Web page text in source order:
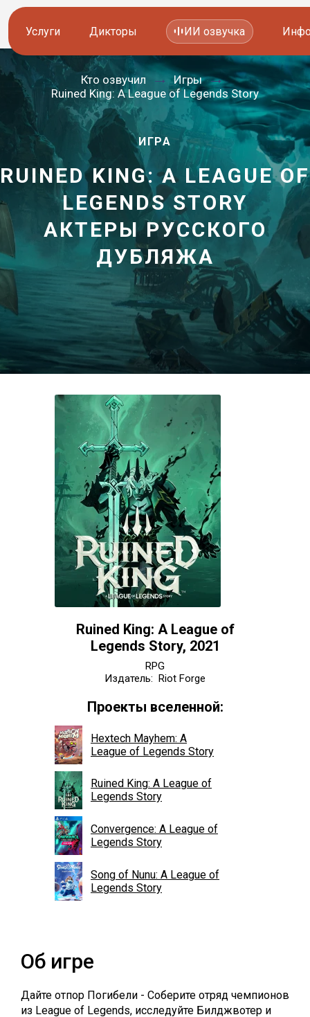
Услуги
Озвучка видео
Работа с аудио
Работа с текстом
Локализация и перевод
Другие услуги
8 800 200-45-51
Заказать звонок
Дикторы
Иностранные дикторы
Русские дикторы
Актеры озвучки
Контакты дикторов
ИИ голоса
8 800 200-45-51
Заказать звонок
ИИ озвучка
Кто озвучил
Игры
Ruined King: A League of Legends Story
ИГРА
RUINED KING: A LEAGUE OF
LEGENDS STORY
—
АКТЕРЫ РУССКОГО
ДУБЛЯЖА
Ruined King: A League of
Legends Story, 2021
RPG
Издатель: Riot Forge
Проекты вселенной:
Hextech Mayhem: A
League of Legends Story
Ruined King: A League of
Legends Story
Convergence: A League of
Legends Story
Song of Nunu: A League of
Legends Story
Об игре
Дайте отпор Погибели - Соберите отряд чемпионов
из League of Legends, исследуйте Билджвотер и